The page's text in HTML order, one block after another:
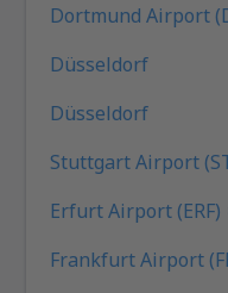
Dortmund Airport
Düsseldorf
Düsseldorf
Stuttgart Airport
Erfurt Airport (ERF)
Frankfurt Airport